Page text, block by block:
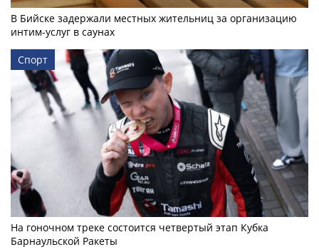
В Бийске задержали местных жительниц за организацию
интим-услуг в саунах
Спорт
На гоночном треке состоится четвертый этап Кубка
Барнаульской Ракеты